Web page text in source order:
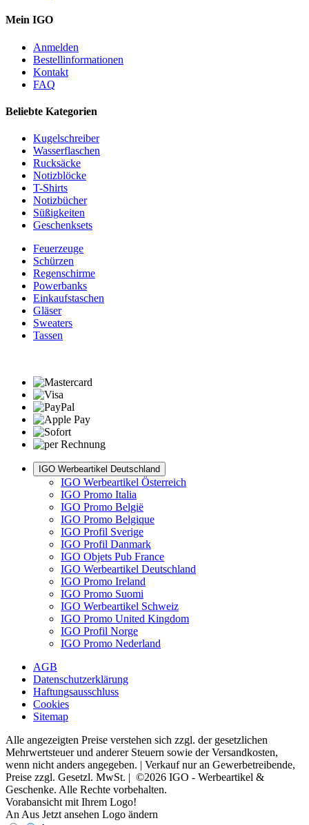
Mein IGO
Anmelden
Bestellinformationen
Kontakt
FAQ
Beliebte Kategorien
Kugelschreiber
Wasserflaschen
Rucksäcke
Notizblöcke
T-Shirts
Notizbücher
Süßigkeiten
Geschenksets
Feuerzeuge
Schürzen
Regenschirme
Powerbanks
Einkaufstaschen
Gläser
Sweaters
Tassen
IGO Werbeartikel Deutschland
IGO Werbeartikel Österreich
IGO Promo Italia
IGO Promo België
IGO Promo Belgique
IGO Profil Sverige
IGO Profil Danmark
IGO Objets Pub France
IGO Werbeartikel Deutschland
IGO Promo Ireland
IGO Promo Suomi
IGO Werbeartikel Schweiz
IGO Promo United Kingdom
IGO Profil Norge
IGO Promo Nederland
AGB
Datenschutzerklärung
Haftungsausschluss
Cookies
Sitemap
Alle angezeigten Preise verstehen sich zzgl. der gesetzlichen
Mehrwertsteuer und anderer Steuern sowie der Versandkosten,
wenn nicht anders angegeben. | Verkauf nur an Gewerbetreibende,
Preise zzgl. Gesetzl. MwSt. | ©2026 IGO - Werbeartikel &
Geschenke. Alle Rechte vorbehalten.
Vorabansicht mit Ihrem Logo!
An Aus Jetzt ansehen Logo ändern